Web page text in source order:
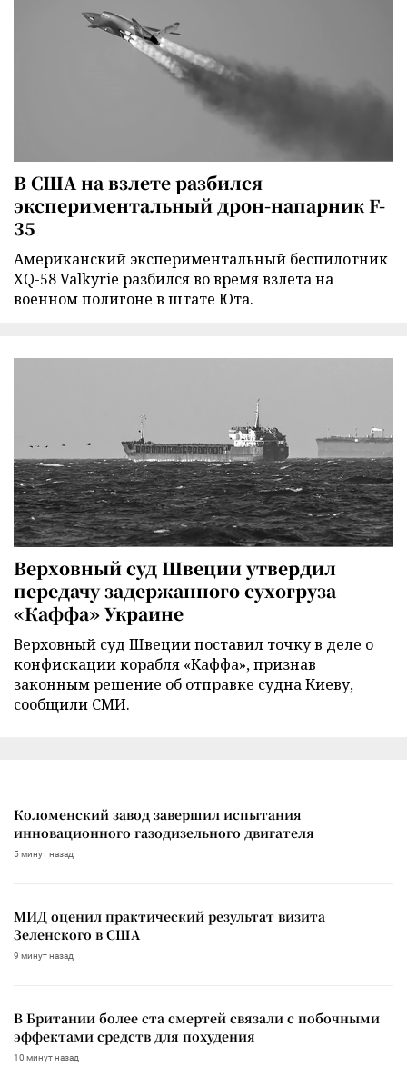
В США на взлете разбился
экспериментальный дрон-напарник F-
35
Американский экспериментальный беспилотник
XQ-58 Valkyrie разбился во время взлета на
военном полигоне в штате Юта.
Верховный суд Швеции утвердил
передачу задержанного сухогруза
«Каффа» Украине
Верховный суд Швеции поставил точку в деле о
конфискации корабля «Каффа», признав
законным решение об отправке судна Киеву,
сообщили СМИ.
Коломенский завод завершил испытания
инновационного газодизельного двигателя
5 минут назад
МИД оценил практический результат визита
Зеленского в США
9 минут назад
В Британии более ста смертей связали с побочными
эффектами средств для похудения
10 минут назад